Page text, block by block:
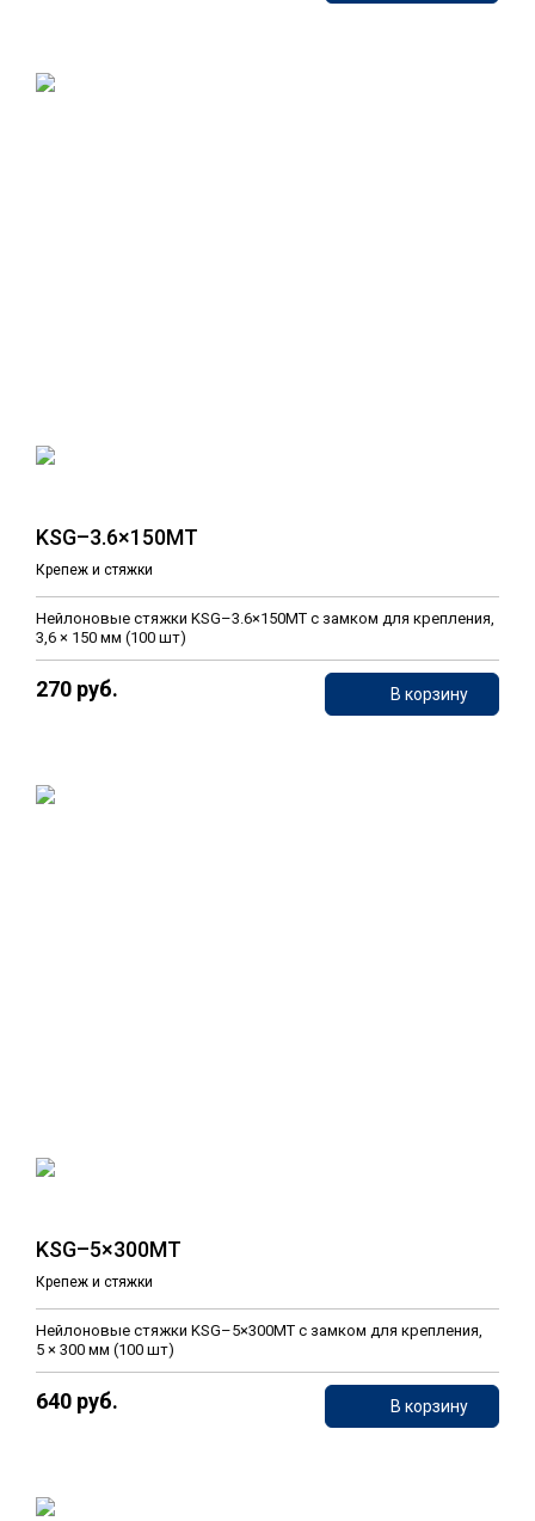
KSG–3.6×150MT
Крепеж и стяжки
Нейлоновые стяжки KSG–3.6×150MT с замком для крепления,
3,6 × 150 мм (100 шт)
270 руб. В корзину
KSG–5×300MT
Крепеж и стяжки
Нейлоновые стяжки KSG–5×300MT с замком для крепления,
5 × 300 мм (100 шт)
640 руб. В корзину